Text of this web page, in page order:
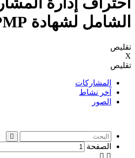
الشامل لشهادة PMP العالمية
تقليص
X
تقليص
المشاركات
آخر نشاط
الصور
الصفحة